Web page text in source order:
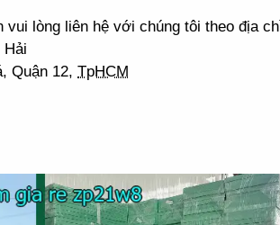
vui lòng liên hệ với chúng tôi theo địa
Hải
Quận 12, TpHCM